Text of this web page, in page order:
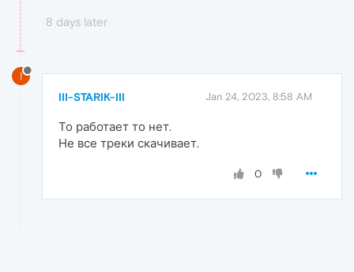
8 days later
I
III-STARIK-III Jan 24, 2023, 8:58 AM
То работает то нет.
Не все треки скачивает.
0